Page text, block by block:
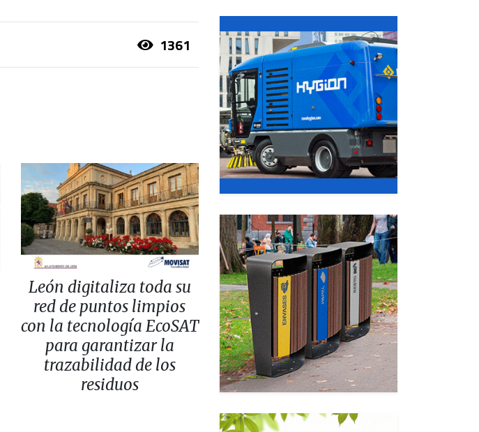
1361
León digitaliza toda su
red de puntos limpios
con la tecnología EcoSAT
para garantizar la
trazabilidad de los
residuos